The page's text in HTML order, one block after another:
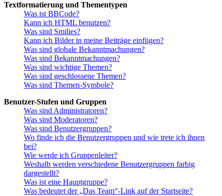
Textformatierung und Thementypen
Was ist BBCode?
Kann ich HTML benutzen?
Was sind Smilies?
Kann ich Bilder in meine Beiträge einfügen?
Was sind globale Bekanntmachungen?
Was sind Bekanntmachungen?
Was sind wichtige Themen?
Was sind geschlossene Themen?
Was sind Themen-Symbole?
Benutzer-Stufen und Gruppen
Was sind Administratoren?
Was sind Moderatoren?
Was sind Benutzergruppen?
Wo finde ich die Benutzergruppen und wie trete ich ihnen
bei?
Wie werde ich Gruppenleiter?
Weshalb werden verschiedene Benutzergruppen farbig
dargestellt?
Was ist eine Hauptgruppe?
Was bedeutet der „Das Team“-Link auf der Startseite?